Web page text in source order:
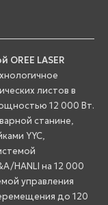
LASER
листов в
12 000 Вт.
станине,
YYC,
HANLI на 12 000
управления
до 120